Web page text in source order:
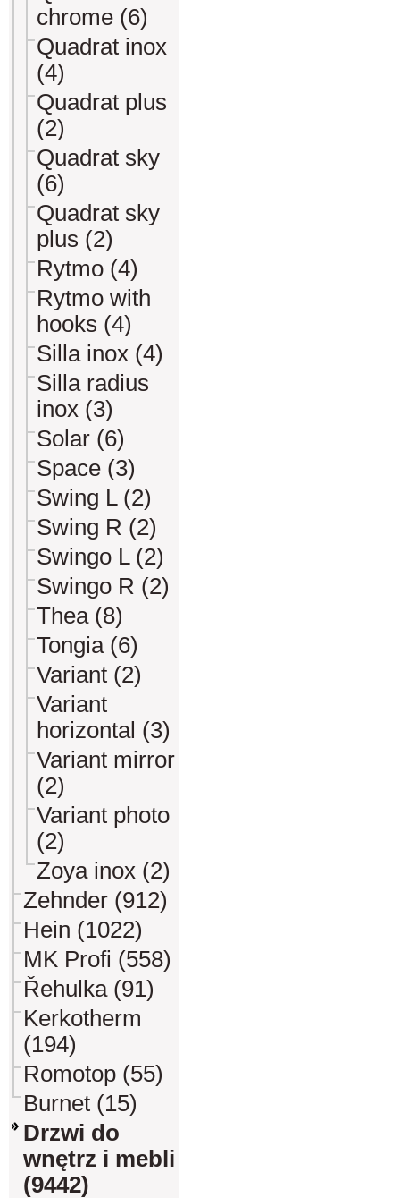
chrome (6)
Quadrat inox
(4)
Quadrat plus
(2)
Quadrat sky
(6)
Quadrat sky
plus (2)
Rytmo (4)
Rytmo with
hooks (4)
Silla inox (4)
Silla radius
inox (3)
Solar (6)
Space (3)
Swing L (2)
Swing R (2)
Swingo L (2)
Swingo R (2)
Thea (8)
Tongia (6)
Variant (2)
Variant
horizontal (3)
Variant mirror
(2)
Variant photo
(2)
Zoya inox (2)
Zehnder (912)
Hein (1022)
MK Profi (558)
Řehulka (91)
Kerkotherm
(194)
Romotop (55)
Burnet (15)
Drzwi do
wnętrz i mebli
(9442)